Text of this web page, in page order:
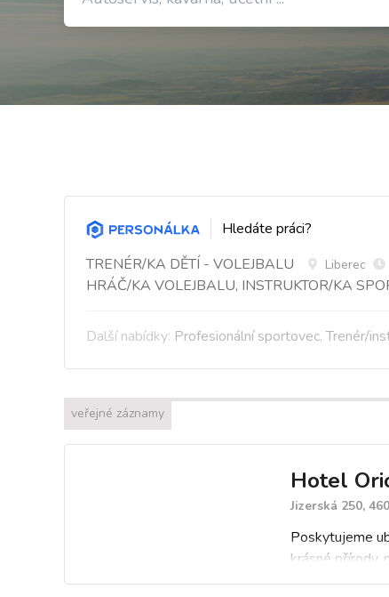
Hledáte práci?
TRENÉR/KA DĚTÍ - VOLEJBALU
Liberec
HRÁČ/KA VOLEJBALU, INSTRUKTOR/KA
Další nabídky: Profesionální sportovec, Trenér/
veřejné záznamy
Hotel
Jizerská 250,
Poskytujeme
krásné přírody,
oblastí zimních